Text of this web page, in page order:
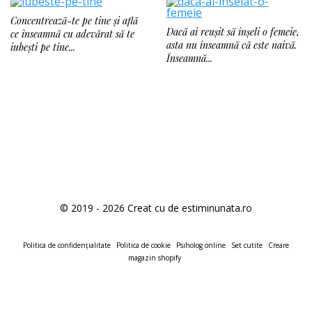
Concentrează-te pe tine și află
ce înseamnă cu adevărat să te
iubești pe tine...
Dacă ai reușit să înșeli o femeie,
asta nu înseamnă că este naivă.
Înseamnă...
© 2019 - 2026 Creat cu de estiminunata.ro
Politica de confidențialitate Politica de cookie Psiholog online Set cutite
Creare
magazin shopify